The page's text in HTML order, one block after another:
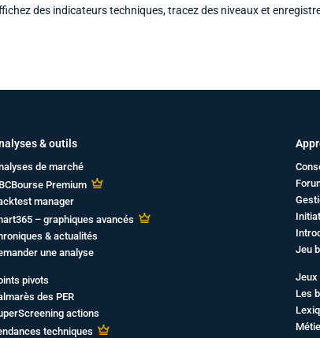
des indicateurs techniques, tracez des niveaux et
& outils
de marché
Premium
manager
– graphiques avancés
& actualités
une analyse
pivots
des PER
actions
techniques
Jeu
Jeux
Les